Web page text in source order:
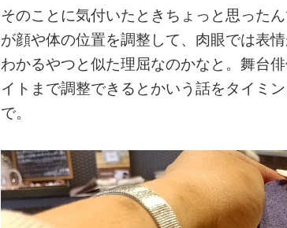
そのことに気付いたときちょっと思った
が顔や体の位置を調整して、肉眼では表
わかるやつと似た理屈なのかなと。舞台
イトまで調整できるとかいう話をタイミ
で。